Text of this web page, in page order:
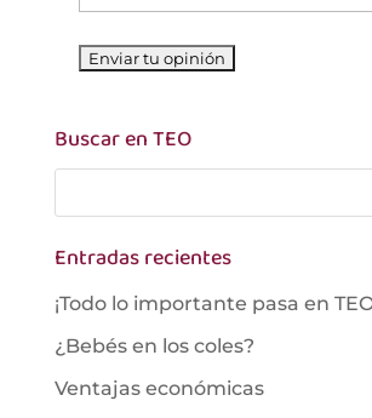
Buscar en TEO
Entradas recientes
¡Todo lo importante pasa en
¿Bebés en los coles?
Ventajas económicas